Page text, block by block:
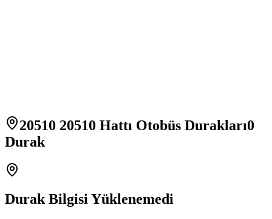
20510 20510 Hattı Otobüs Durakları0
Durak
Durak Bilgisi Yüklenemedi